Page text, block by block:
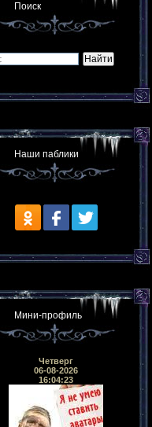
Поиск
Наши паблики
Мини-профиль
Четверг
06-08-2026
16:04:23